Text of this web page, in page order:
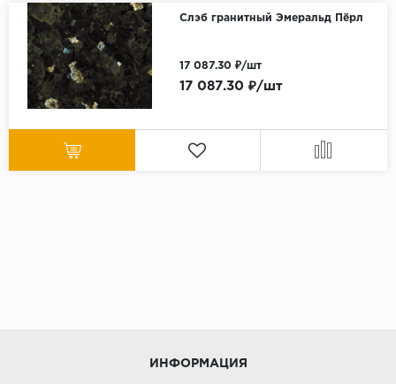
Слэб гранитный Эмеральд Пёрл
17 087.30 ₽/шт
17 087.30 ₽/шт
ИНФОРМАЦИЯ